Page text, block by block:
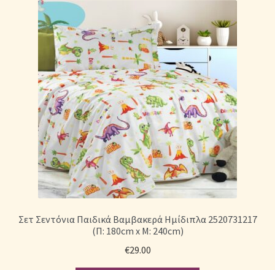
Σετ Σεντόνια Παιδικά Βαμβακερά Ημίδιπλα 2520731217
(Π: 180cm x Μ: 240cm)
€29.00